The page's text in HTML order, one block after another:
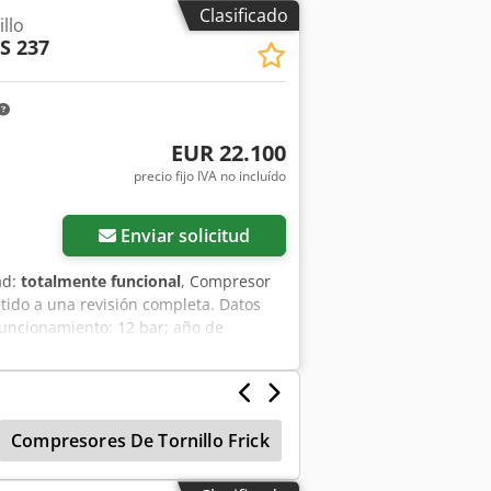
los enlaces a los vídeos.Clasificado
237
EUR 22.100
precio fijo IVA no incluído
Enviar solicitud
totalmente funcional, Compresor
a una revisión completa. Datos
12 bar; año de
compresor está en perfecto estado
95.500 PLN Precio bruto:
se incluyen enlaces a
Compresores De Tornillo Frick